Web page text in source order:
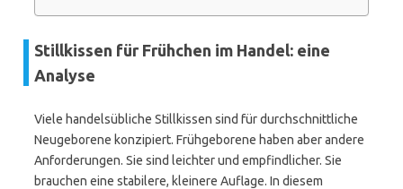
Stillkissen für Frühchen im Handel: eine
Analyse
Viele handelsübliche Stillkissen sind für durchschnittliche
Neugeborene konzipiert. Frühgeborene haben aber andere
Anforderungen. Sie sind leichter und empfindlicher. Sie
brauchen eine stabilere, kleinere Auflage. In diesem